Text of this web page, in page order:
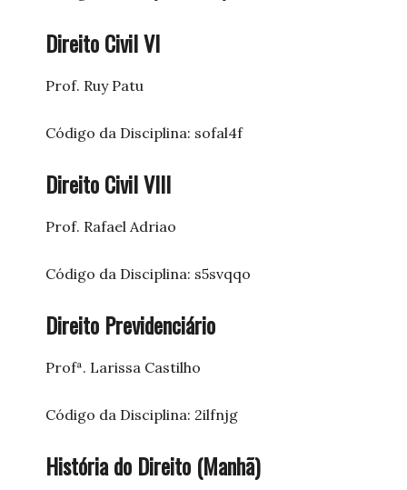
Direito Civil VI
Prof. Ruy Patu
Código da Disciplina: sofal4f
Direito Civil VIII
Prof. Rafael Adriao
Código da Disciplina: s5svqqo
Direito Previdenciário
Profª. Larissa Castilho
Código da Disciplina: 2ilfnjg
História do Direito (Manhã)